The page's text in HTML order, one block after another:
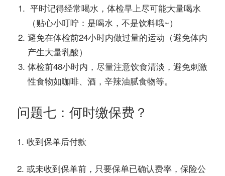
平时记得经常喝水，体检早上尽可能大量喝水
（贴心小叮咛：是喝水，不是饮料哦~）
避免在体检前24小时内做过量的运动（避免体内
产生大量乳酸）
体检前48小时内，尽量注意饮食清淡，避免刺激
性食物如咖啡、酒，辛辣油腻食物等。
问题七：何时缴保费？
1. 收到保单后付款
2. 或未收到保单前，只要保单已确认费率，保险公